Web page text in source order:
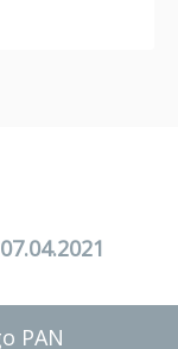
07.04.2021
PAN